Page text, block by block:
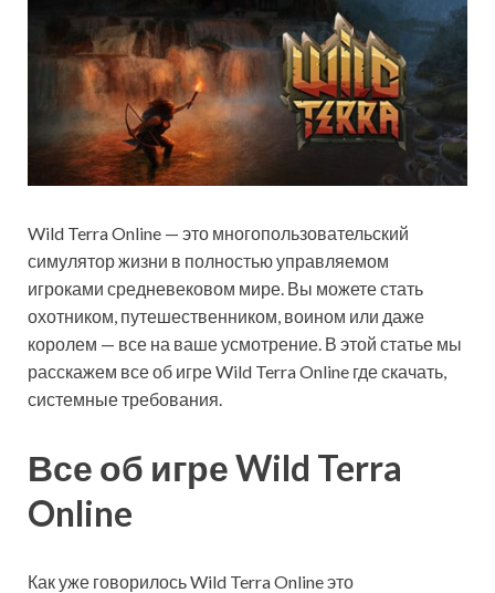
Wild Terra Online — это многопользовательский
симулятор жизни в полностью управляемом
игроками средневековом мире. Вы можете стать
охотником, путешественником, воином или даже
королем — все на ваше усмотрение. В этой статье мы
расскажем все об игре Wild Terra Online где скачать,
системные требования.
Все об игре Wild Terra
Online
Как уже говорилось Wild Terra Online это